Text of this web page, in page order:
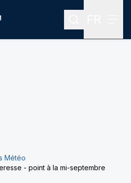
Rechercher
Météo
- point à la mi-septembre